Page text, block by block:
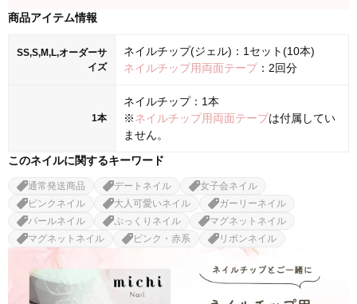
商品アイテム情報
SS,S,M,L,オーダーサ
イズ
ネイルチップ(ジェル)：1セット(10本)
ネイルチップ用両面テープ：2回分
1本
ネイルチップ：1本
※ネイルチップ用両面テープは付属してい
ません。
このネイルに関するキーワード
通常発送商品 デートネイル
女子会ネイル
ピンクネイル
大人可愛いネイル
ガーリーネイル
パールネイル
ぷっくりネイル
マグネットネイル
マグネットネイル
ピンク・赤系 リボンネイル